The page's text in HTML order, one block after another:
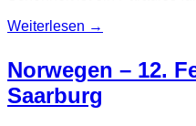
Weiterlesen →
Norwegen – 12.
Saarburg